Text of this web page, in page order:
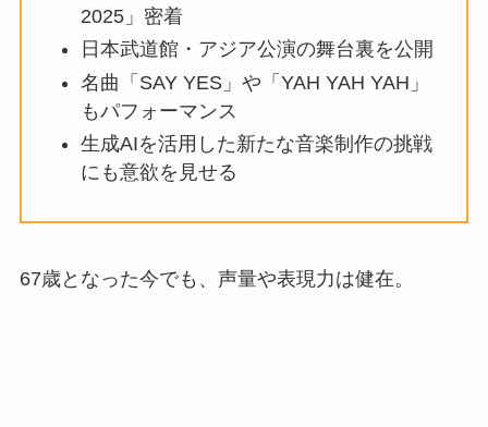
2025」密着
日本武道館・アジア公演の舞台裏を公開
名曲「SAY YES」や「YAH YAH YAH」
もパフォーマンス
生成AIを活用した新たな音楽制作の挑戦
にも意欲を見せる
67歳となった今でも、声量や表現力は健在。